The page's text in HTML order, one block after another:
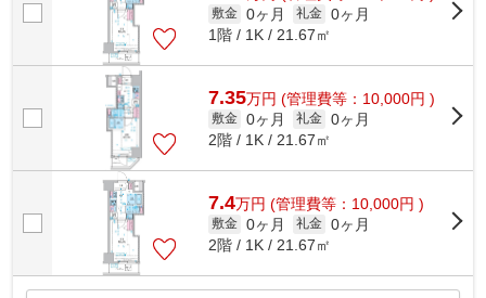
敷金 0ヶ月 礼金 0ヶ月
1階 / 1K / 21.67㎡
7.35万円 (管理費等：10,000円 )
敷金 0ヶ月 礼金 0ヶ月
2階 / 1K / 21.67㎡
7.4万円 (管理費等：10,000円 )
敷金 0ヶ月 礼金 0ヶ月
2階 / 1K / 21.67㎡